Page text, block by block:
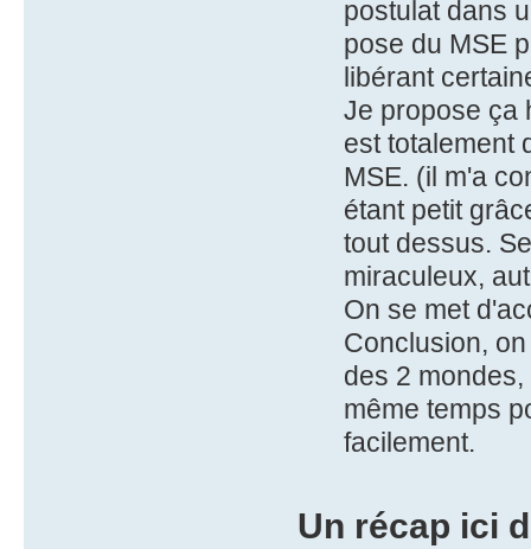
postulat dans
pose du MSE
libérant
Je propose ça
est totalement
MSE. (il m'a
étant petit
tout dessus.
miraculeux,
On se met
Conclusion,
des 2
même temps
facilement.
Un récap ici